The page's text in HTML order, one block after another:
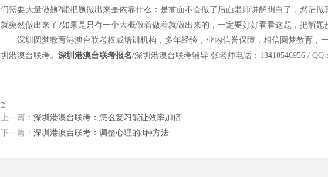
们需要大量做题?能把题做出来是依靠什么：是前面不会做了后面老师讲解明白了，然后
就突然做出来了?如果是只有一个大概做着做着就做出来的，一定要好好看看这题，把解题
深圳圆梦教育港澳台联考权威培训机构，多年经验，业内信誉保障，相信圆梦教育，
圳港澳台联考。 深圳港澳台联考报名/深圳港澳台联考辅导 张老师电话：13418546956 / QQ
上一篇： 深圳港澳台联考：怎么复习能让效率加倍
下一篇： 深圳港澳台联考：调整心理的8种方法